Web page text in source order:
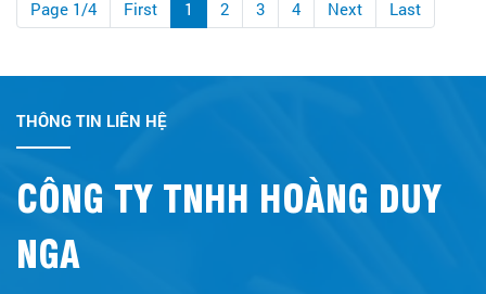
Page 1/4 First 1 2 3 4 Next Last
THÔNG TIN LIÊN HỆ
CÔNG TY TNHH HOÀNG DUY
NGA